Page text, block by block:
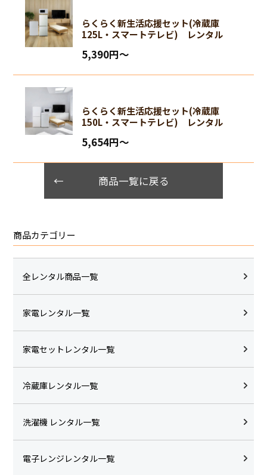
らくらく新生活応援セット(冷蔵庫
125L・スマートテレビ) レンタル
5,390円〜
らくらく新生活応援セット(冷蔵庫
150L・スマートテレビ) レンタル
5,654円〜
商品一覧に戻る
商品カテゴリー
全レンタル商品一覧
家電レンタル一覧
家電セットレンタル一覧
冷蔵庫レンタル一覧
洗濯機 レンタル一覧
電子レンジレンタル一覧